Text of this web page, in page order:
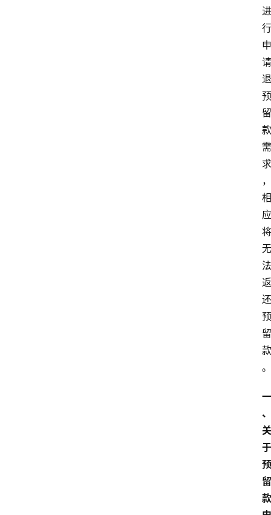
进
行
申
请
退
预
留
款
需
求
，
相
应
将
无
法
返
还
预
留
款
。
一
、
关
于
预
留
款